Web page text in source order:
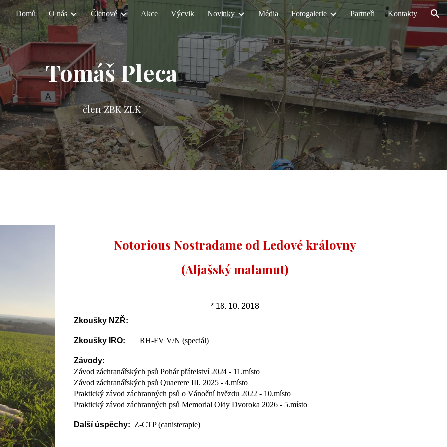
to main content Skip to navigation
Domů O nás Členové Akce Výcvik Novinky Média Fotogalerie Partneři Kontakty
Tomáš Pleca
člen ZBK ZLK
Notorious Nostradame od Ledové královny
(Aljašský malamut)
* 18. 10. 2018
Zkoušky NZŘ:
Zkoušky IRO: RH-FV V/N (speciál)
Závody:
Závod záchranářských psů Pohár přátelství 2024 - 11.místo
Závod záchranářských psů Quaerere III. 2025 - 4.místo
Praktický závod záchranných psů o Vánoční hvězdu 2022 - 10.místo
Praktický závod záchranných psů Memorial Oldy Dvoroka 2026 - 5.místo
Další úspěchy: Z-CTP (canisterapie)